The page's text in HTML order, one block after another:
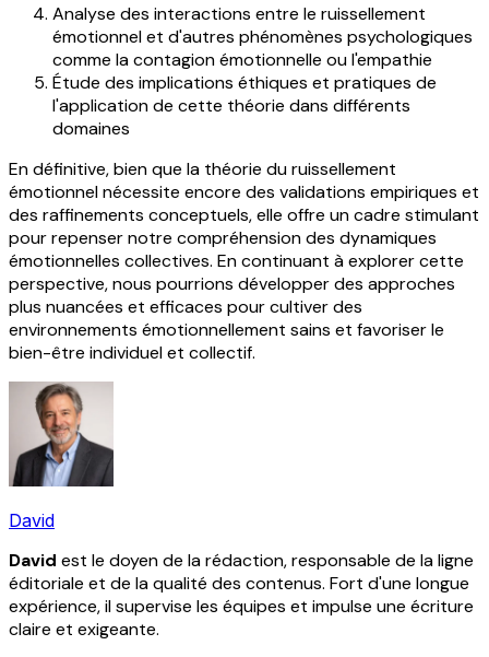
Analyse des interactions entre le ruissellement
émotionnel et d'autres phénomènes psychologiques
comme la contagion émotionnelle ou l'empathie
Étude des implications éthiques et pratiques de
l'application de cette théorie dans différents
domaines
En définitive, bien que la théorie du ruissellement
émotionnel nécessite encore des validations empiriques et
des raffinements conceptuels, elle offre un cadre stimulant
pour repenser notre compréhension des dynamiques
émotionnelles collectives. En continuant à explorer cette
perspective, nous pourrions développer des approches
plus nuancées et efficaces pour cultiver des
environnements émotionnellement sains et favoriser le
bien-être individuel et collectif.
David
David est le doyen de la rédaction, responsable de la ligne
éditoriale et de la qualité des contenus. Fort d'une longue
expérience, il supervise les équipes et impulse une écriture
claire et exigeante.